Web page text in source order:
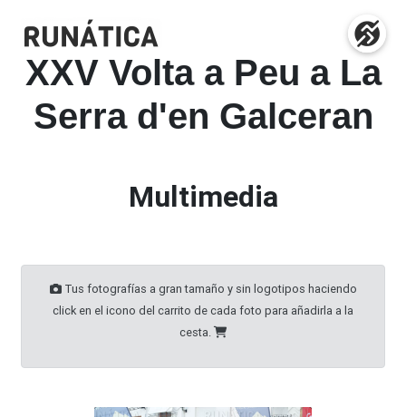
XXV Volta a Peu a La
Serra d'en Galceran
Multimedia
Tus fotografías a gran tamaño y sin logotipos haciendo
click en el icono del carrito de cada foto para añadirla a la
cesta.